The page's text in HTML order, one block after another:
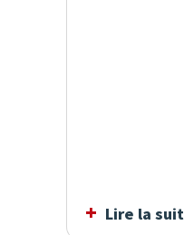
Lire la